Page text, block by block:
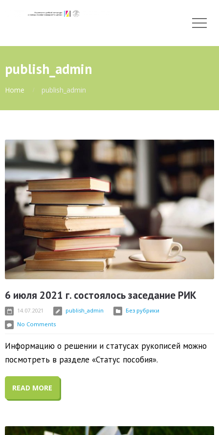
publish_admin
Home publish_admin
6 июля 2021 г. состоялось заседание РИК
14.07.2021 publish_admin
Без рубрики
No Comments
Информацию о решении и статусах рукописей можно
посмотреть в разделе «Статус пособия».
READ MORE